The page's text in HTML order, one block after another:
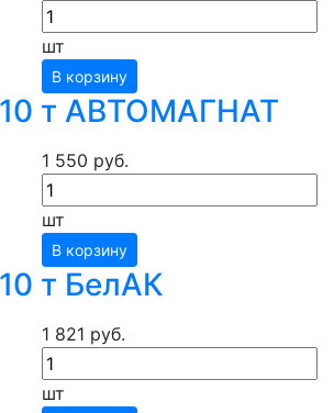
шт
В корзину
т АВТОМАГНАТ
1 550 руб.
шт
В корзину
т БелАК
1 821 руб.
шт